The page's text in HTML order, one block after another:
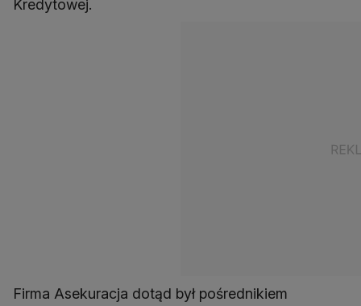
Kredytowej.
Firma Asekuracja dotąd był pośrednikiem